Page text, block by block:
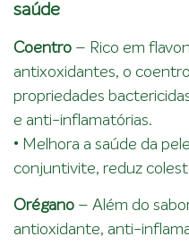
saúde
Coentro – Rico em
antixoxidantes, o
propriedades
e anti-inflamatórias.
• Melhora a saúde da
conjuntivite, reduz
Orégano – Além do
antioxidante, anti-